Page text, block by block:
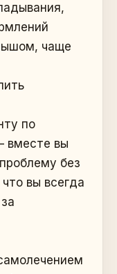
чаще
по
вместе вы
без
вы всегда